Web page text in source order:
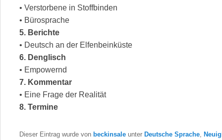
• Verstorbene in Stoffbinden
• Bürosprache
5. Berichte
• Deutsch an der Elfenbeinküste
6. Denglisch
• Empowernd
7. Kommentar
• Eine Frage der Realität
8. Termine
Dieser Eintrag wurde von beckinsale unter Deutsche Sprache